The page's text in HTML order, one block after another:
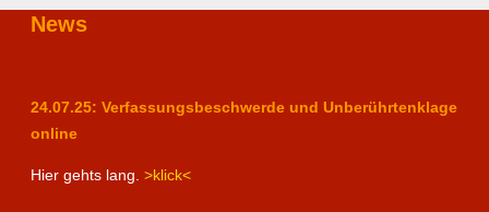
News
24.07.25: Verfassungsbeschwerde und Unberührtenklage
online
Hier gehts lang. >klick<